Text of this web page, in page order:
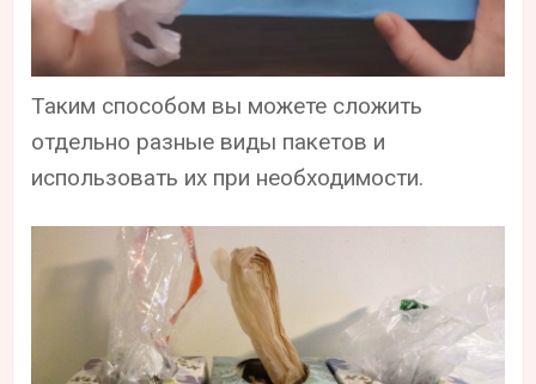
Таким способом вы можете сложить
отдельно разные виды пакетов и
использовать их при необходимости.